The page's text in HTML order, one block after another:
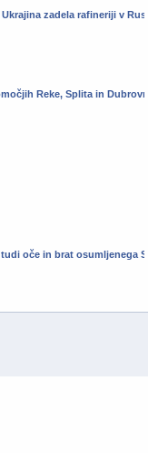
zadela rafineriji v
Reke, Splita in
oče in brat osumljenega